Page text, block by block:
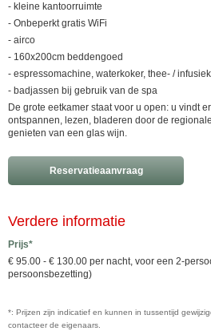
- kleine kantoorruimte
- Onbeperkt gratis WiFi
- airco
- 160x200cm beddengoed
- espressomachine, waterkoker, thee- /
- badjassen bij gebruik van de spa
De grote eetkamer staat voor u open: u vindt
ontspannen, lezen, bladeren door de
genieten van een glas wijn.
Reservatieaanvraag
Verdere informatie
Prijs*
€ 95.00 - € 130.00 per nacht, voor een 2-
persoonsbezetting)
*: Prijzen zijn indicatief en kunnen in tussentijd
contacteer de eigenaars.